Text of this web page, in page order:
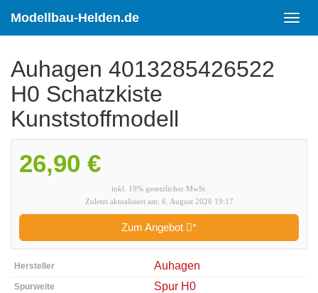
content
Modellbau-Helden.de
Auhagen 4013285426522
H0 Schatzkiste
Kunststoffmodell
26,90 €
inkl. 19% gesetzlicher MwSt.
Zuletzt aktualisiert am: 6. August 2026 19:17
Zum Angebot *
Hersteller Auhagen
Spurweite Spur H0